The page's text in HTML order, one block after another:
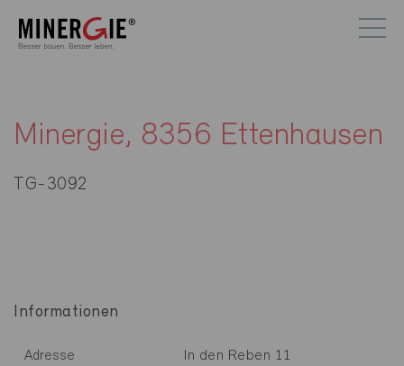
Minergie, 8356 Ettenhausen
TG-3092
Informationen
Adresse
In den Reben 11